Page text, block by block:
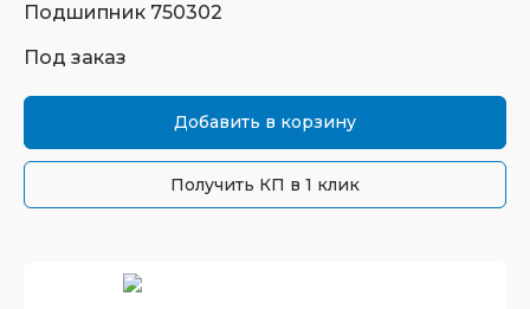
Подшипник 750302
Под заказ
Добавить в корзину
Получить КП в 1 клик